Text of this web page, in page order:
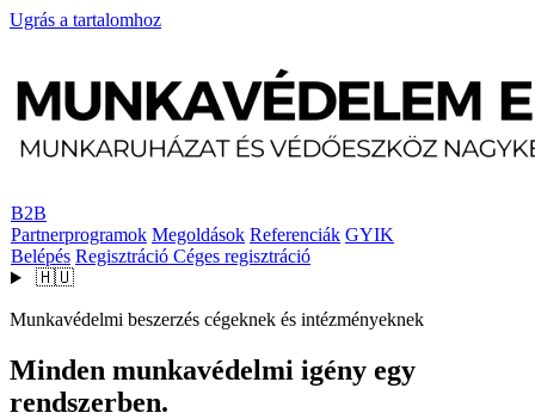
Ugrás a tartalomhoz
B2B
Partnerprogramok Megoldások Referenciák GYIK
Belépés Regisztráció Céges regisztráció
🇭🇺
Munkavédelmi beszerzés cégeknek és intézményeknek
Minden munkavédelmi igény egy
rendszerben.